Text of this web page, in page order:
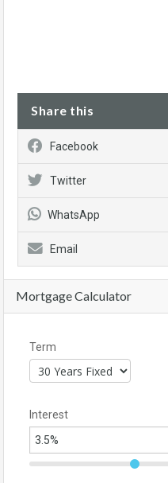
Share this
Facebook
Twitter
WhatsApp
Email
Mortgage Calculator
Term
Interest